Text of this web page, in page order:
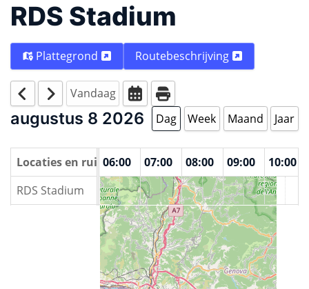
RDS Stadium
Plattegrond Routebeschrijving
Vandaag
augustus 8 2026 Dag Week Maand Jaar
Locaties en ruimtes
04:00 05:00 06:00 07:00 08:00 09:00
10:00
RDS Stadium